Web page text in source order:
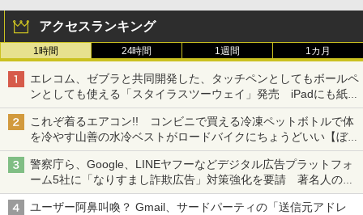
アクセスランキング
1時間 24時間 1週間 1カ月
エレコム、ゼブラと共同開発した、タッチペンとしてもボールペ
ンとしても使える「スタイラスツーウェイ」発売 iPadにも紙に
も、持ち替えずに書き込める
これぞ着るエアコン!! コンビニで買える冷凍ペットボトルで体
を冷やす山善の水冷ベストがロードバイクにちょうどいい【ぼっ
ち・ざ・ろーど！その14】【空いた時間でなにしてる？】
警察庁ら、Google、LINEヤフーなどデジタル広告プラットフォ
ーム5社に「なりすまし詐欺広告」対策強化を要請 著名人の写
真や映像を使った投資詐欺などへの対策として
ユーザー阿鼻叫喚？ Gmail、サードパーティの「送信元アドレ